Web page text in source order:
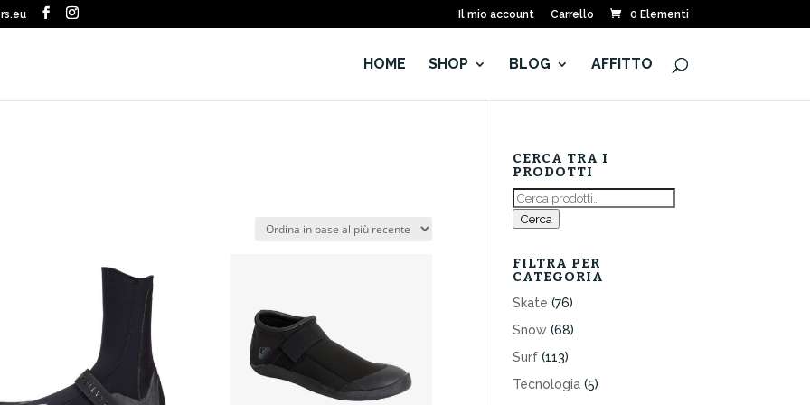
Il mio account Carrello 0 Elementi
HOME SHOP BLOG AFFITTO
CERCA TRA I
PRODOTTI
Cerca:
Cerca
FILTRA PER
CATEGORIA
Skate (76)
Snow (68)
Surf (113)
Tecnologia (5)